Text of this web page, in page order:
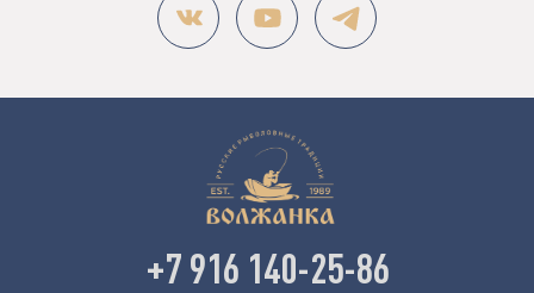
+7 916 140-25-86